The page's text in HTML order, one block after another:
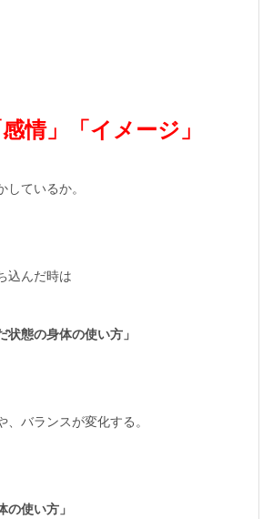
感情」「イメージ」
ているか。
込んだ時は
状態の身体の使い方」
バランスが変化する。
の使い方」